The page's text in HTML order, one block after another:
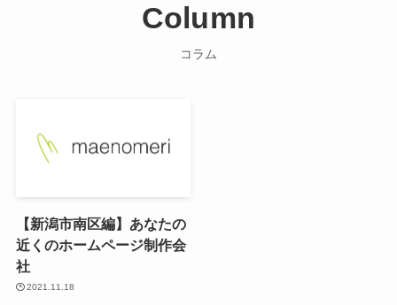
Column
コラム
【新潟市南区編】あなたの
近くのホームページ制作会
社
2021.11.18